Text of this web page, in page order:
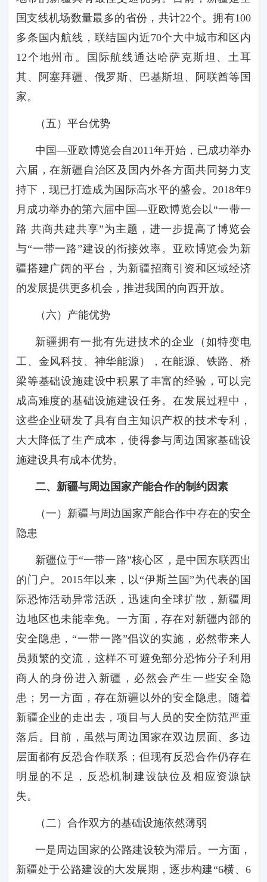
国支线机场数量最多的省份，共计22个。拥有100
多条国内航线，联结国内近70个大中城市和区内
12个地州市。国际航线通达哈萨克斯坦、土耳
其、阿塞拜疆、俄罗斯、巴基斯坦、阿联酋等国
家。
（五）平台优势
中国—亚欧博览会自 2011年开始，已成功举办
六届，在新疆自治区及国内外各方面共同努力支
持下，现已打造成为国际高水平的盛会。 2018年9
月成功举办的第六届中国—亚欧博览会以“一带一
路 共商共建共享”为主题，进一步提高了博览会
与“一带一路”建设的衔接效率。亚欧博览会为新
疆搭建广阔的平台，为新疆招商引资和区域经济
的发展提供更多机会，推进我国的向西开放。
（六）产能优势
新疆拥有一批有先进技术的企业（如特变电
工、金风科技、神华能源），在能源、铁路、桥
梁等基础设施建设中积累了丰富的经验，可以完
成高难度的基础设施建设任务。在发展过程中，
这些企业研发了具有自主知识产权的技术专利，
大大降低了生产成本，使得参与周边国家基础设
施建设具有成本优势。
二、新疆与周边国家产能合作的制约因素
（一）新疆与周边国家产能合作中存在的安全
隐患
新疆位于“一带一路”核心区，是中国东联西出
的门户。 2015年以来，以“伊斯兰国”为代表的国
际恐怖活动异常活跃，迅速向全球扩散，新疆周
边地区也未能幸免。一方面，存在对新疆内部的
安全隐患，“一带一路”倡议的实施，必然带来人
员频繁的交流，这样不可避免部分恐怖分子利用
商人的身份进入新疆，必然会产生一些安全隐
患；另一方面，存在新疆以外的安全隐患。随着
新疆企业的走出去，项目与人员的安全防范严重
落后。目前，虽然与周边国家在双边层面、多边
层面都有反恐合作联系；但现有反恐合作仍存在
明显的不足，反恐机制建设缺位及相应资源缺
失。
（二）合作双方的基础设施依然薄弱
一是周边国家的公路建设较为滞后。一方面，
新疆处于公路建设的大发展期，逐步构建“6横、 6